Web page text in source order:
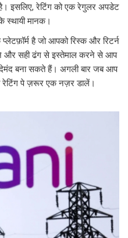
इसलिए, रेटिंग को एक रेगुलर अपडेट
मानक।
है जो आपको रिस्क और रिटर्न
और सही ढंग से इस्तेमाल करने से आप
बना सकते हैं। अगली बार जब आप
रेटिंग पे ज़रूर एक नज़र डालें।